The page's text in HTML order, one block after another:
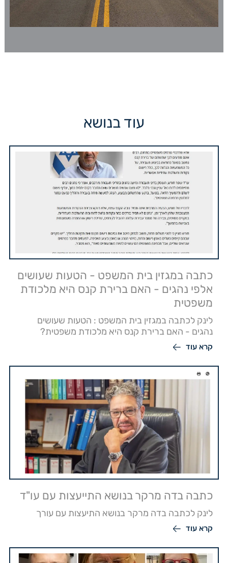
עוד בנושא
כתבה במגזין בית המשפט - הטעות שעושים
אלפי נהגים - האם ברירת קנס היא מלכודת
משפטית
לינק לכתבה במגזין בית המשפט : הטעות שעושים
נהגים - האם ברירת קנס היא מלכודת משפטית?
קרא עוד
כתבה בדה מרקר בנושא התייעצות עם עו"ד
לינק לכתבה בדה מרקר בנושא התיעצות עם עורך
קרא עוד